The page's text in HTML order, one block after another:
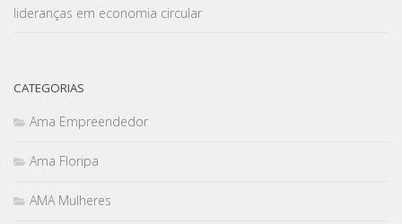
lideranças em economia circular
CATEGORIAS
Ama Empreendedor
Ama Floripa
AMA Mulheres